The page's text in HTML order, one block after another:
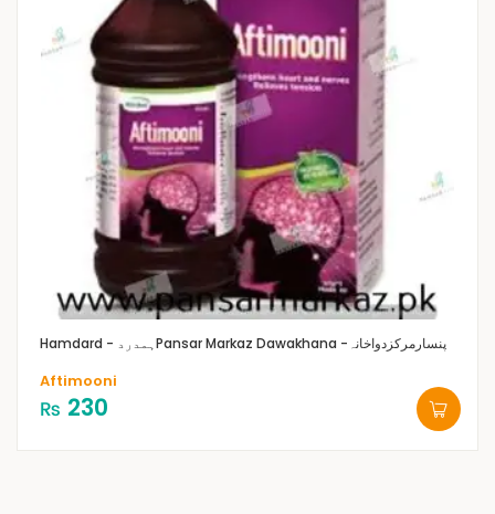
Hamdard - ہمدرد Pansar Markaz Dawakhana -پنسارمرکزدواخانہ
Aftimooni
₨ 230